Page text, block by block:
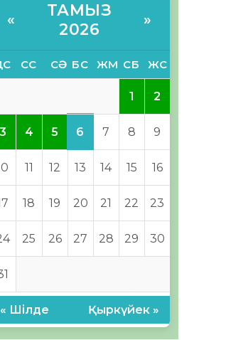
«
ТАМЫЗ
2026
»
СС СӘ БС ЖМ СБ ЖС
1 2
3 4 5 6 7 8 9
11 12 13 14 15 16
18 19 20 21 22 23
25 26 27 28 29 30
« Шілде Қыркүйек »